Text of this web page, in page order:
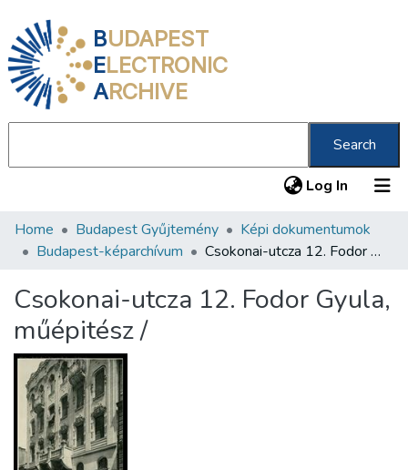
BUDAPEST
ELECTRONIC
ARCHIVE
Search
Log In (current)
Communities & Collections
Statistics
About us
Home Budapest Gyűjtemény
Képi dokumentumok
Budapest-képarchívum
Csokonai-utcza 12. Fodor Gyula, műépitész /
Csokonai-utcza 12. Fodor Gyula,
műépitész /